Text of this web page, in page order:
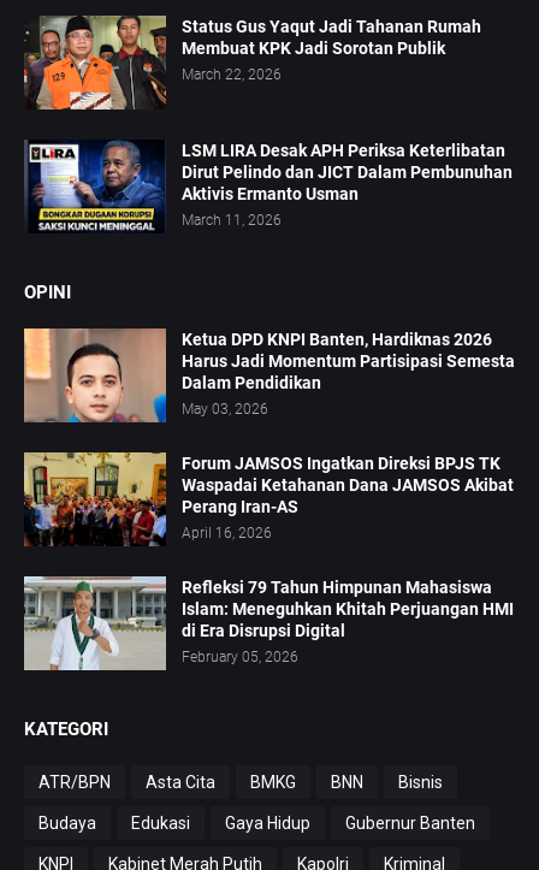
Status Gus Yaqut Jadi Tahanan Rumah
Membuat KPK Jadi Sorotan Publik
March 22, 2026
LSM LIRA Desak APH Periksa Keterlibatan
Dirut Pelindo dan JICT Dalam Pembunuhan
Aktivis Ermanto Usman
March 11, 2026
OPINI
Ketua DPD KNPI Banten, Hardiknas 2026
Harus Jadi Momentum Partisipasi Semesta
Dalam Pendidikan
May 03, 2026
Forum JAMSOS Ingatkan Direksi BPJS TK
Waspadai Ketahanan Dana JAMSOS Akibat
Perang Iran-AS
April 16, 2026
Refleksi 79 Tahun Himpunan Mahasiswa
Islam: Meneguhkan Khitah Perjuangan HMI
di Era Disrupsi Digital
February 05, 2026
KATEGORI
ATR/BPN Asta Cita BMKG BNN Bisnis
Budaya Edukasi Gaya Hidup Gubernur Banten
KNPI Kabinet Merah Putih Kapolri Kriminal